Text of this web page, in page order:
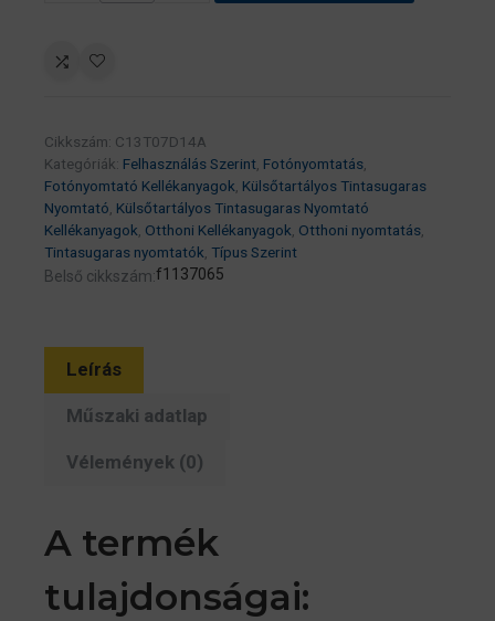
(eredeti)
Ecotank
L8160/L8180
széria
Cikkszám: C13T07D14A
Kategóriák: Felhasználás Szerint Fotónyomtatás
Fotónyomtató Kellékanyagok Külsőtartályos Tintasugaras
Nyomtató Külsőtartályos Tintasugaras Nyomtató
Kellékanyagok Otthoni Kellékanyagok Otthoni nyomtatás
Tintasugaras nyomtatók Típus Szerint
Belső cikkszám:f1137065
Leírás
Műszaki adatlap
Vélemények (0)
A termék
tulajdonságai: